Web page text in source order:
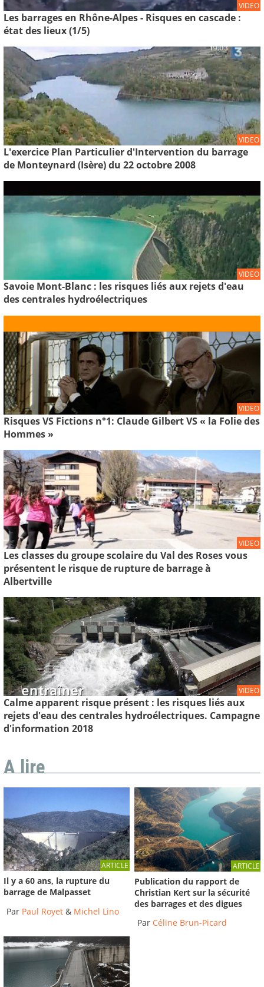
VIDEO
Les barrages en Rhône-Alpes - Risques en cascade :
état des lieux (1/5)
VIDEO
L'exercice Plan Particulier d'Intervention du barrage
de Monteynard (Isère) du 22 octobre 2008
VIDEO
Savoie Mont-Blanc : les risques liés aux rejets d'eau
des centrales hydroélectriques
VIDEO
Risques VS Fictions n°1: Claude Gilbert VS « la Folie des
Hommes »
VIDEO
Les classes du groupe scolaire du Val des Roses vous
présentent le risque de rupture de barrage à
Albertville
VIDEO
Calme apparent risque présent : les risques liés aux
rejets d'eau des centrales hydroélectriques. Campagne
d'information 2018
A lire
ARTICLE
Il y a 60 ans, la rupture du
barrage de Malpasset
Par Paul Royet & Michel Lino
ARTICLE
Publication du rapport de
Christian Kert sur la sécurité
des barrages et des digues
Par Céline Brun-Picard